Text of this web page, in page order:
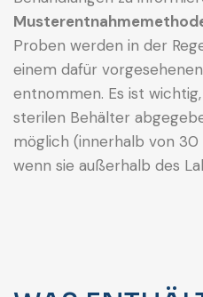
Proben werden in der
einem dafür
entnommen. Es ist
sterilen Behälter
möglich (innerhalb von
wenn sie außerhalb des